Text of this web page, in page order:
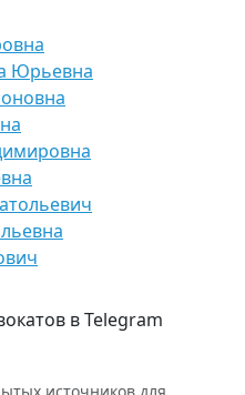
Юрьевна
в Telegram